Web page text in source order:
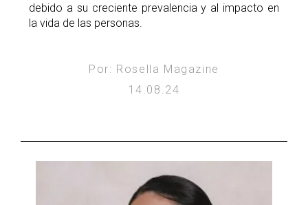
debido a su creciente prevalencia y al impacto en
la vida de las personas.
Por: Rosella Magazine
14.08.24